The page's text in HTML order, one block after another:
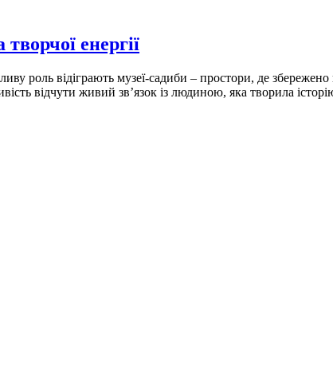
енергії
роль відіграють музеї-садиби – простори, де
відчути живий зв’язок із людиною, яка творила